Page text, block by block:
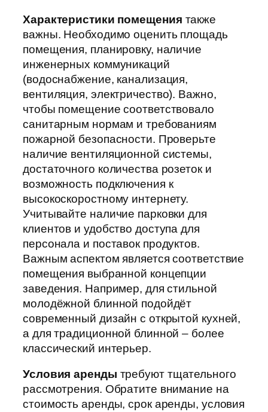
Характеристики помещения также
важны. Необходимо оценить площадь
помещения, планировку, наличие
инженерных коммуникаций
(водоснабжение, канализация,
вентиляция, электричество). Важно,
чтобы помещение соответствовало
санитарным нормам и требованиям
пожарной безопасности. Проверьте
наличие вентиляционной системы,
достаточного количества розеток и
возможность подключения к
высокоскоростному интернету.
Учитывайте наличие парковки для
клиентов и удобство доступа для
персонала и поставок продуктов.
Важным аспектом является соответствие
помещения выбранной концепции
заведения. Например, для стильной
молодёжной блинной подойдёт
современный дизайн с открытой кухней,
а для традиционной блинной – более
классический интерьер.
Условия аренды требуют тщательного
рассмотрения. Обратите внимание на
стоимость аренды, срок аренды, условия